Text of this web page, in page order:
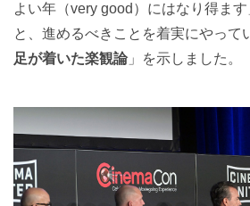
よい年（very good）にはなり得ま
と、進めるべきことを着実にやって
足が着いた楽観論」を示しました。